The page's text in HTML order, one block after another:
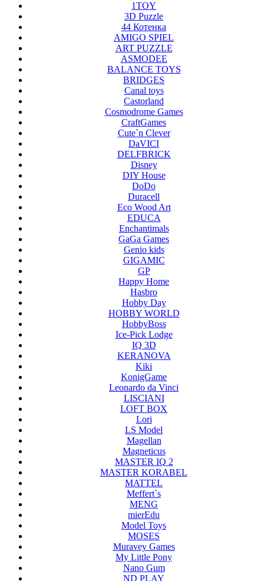
1TOY
3D Puzzle
44 Котенка
AMIGO SPIEL
ART PUZZLE
ASMODEE
BALANCE TOYS
BRIDGES
Canal toys
Castorland
Cosmodrome Games
CraftGames
Cute`n Clever
DaVICI
DELFBRICK
Disney
DIY House
DoDo
Duracell
Eco Wood Art
EDUCA
Enchantimals
GaGa Games
Genio kids
GIGAMIC
GP
Happy Home
Hasbro
Hobby Day
HOBBY WORLD
HobbyBoss
Ice-Pick Lodge
IQ 3D
KERANOVA
Kiki
KonigGame
Leonardo da Vinci
LISCIANI
LOFT BOX
Lori
LS Model
Magellan
Magneticus
MASTER IQ 2
MASTER KORABEL
MATTEL
Meffert`s
MENG
mierEdu
Model Toys
MOSES
Muravey Games
My Little Pony
Nano Gum
ND PLAY